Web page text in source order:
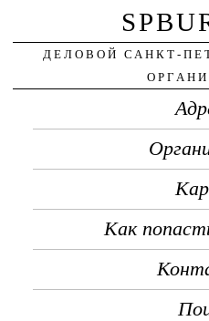
ДЕЛОВОЙ САНКТ-
Как